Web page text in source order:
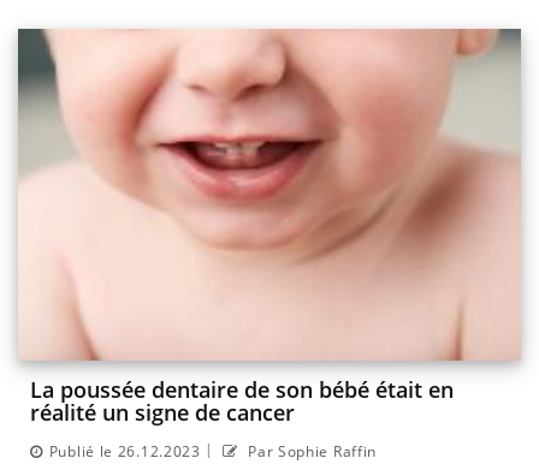
La poussée dentaire de son bébé était en
réalité un signe de cancer
Publié le 26.12.2023 | Par Sophie Raffin